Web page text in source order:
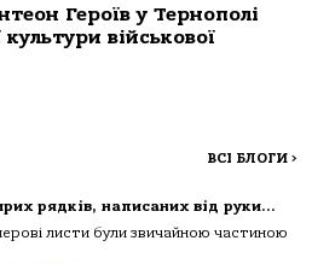
Героїв у Тернополі
військової
ВСІ БЛОГИ >
рядків, написаних від руки…
листи були звичайною частиною